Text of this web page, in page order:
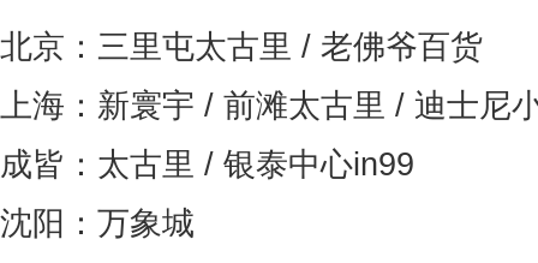
北京：三里屯太古里 / 老佛爷百货
上海：新寰宇 / 前滩太古里 / 迪士尼
成皆：太古里 / 银泰中心in99
沈阳：万象城